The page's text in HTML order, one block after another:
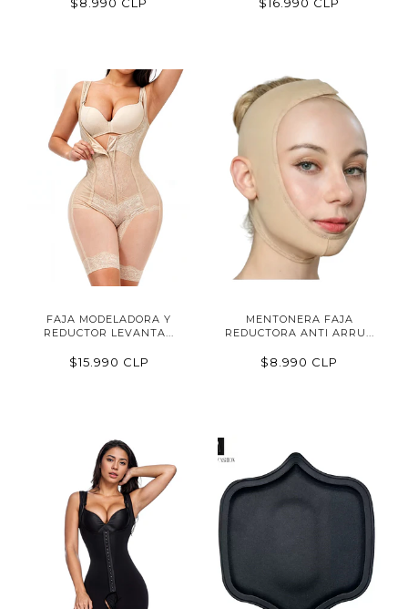
FAJA MODELADORA Y
REDUCTOR LEVANTA...
$15.990 CLP
MENTONERA FAJA
REDUCTORA ANTI ARRU...
$8.990 CLP